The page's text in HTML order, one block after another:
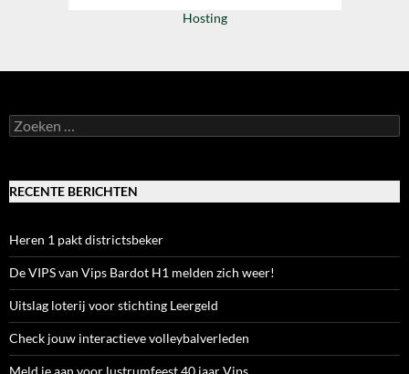
Hosting
Zoeken
naar:
RECENTE BERICHTEN
Heren 1 pakt districtsbeker
De VIPS van Vips Bardot H1 melden zich weer!
Uitslag loterij voor stichting Leergeld
Check jouw interactieve volleybalverleden